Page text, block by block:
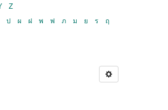
Z
ป ผ ฝ พ ฟ ภ ม ย ร
ฤ